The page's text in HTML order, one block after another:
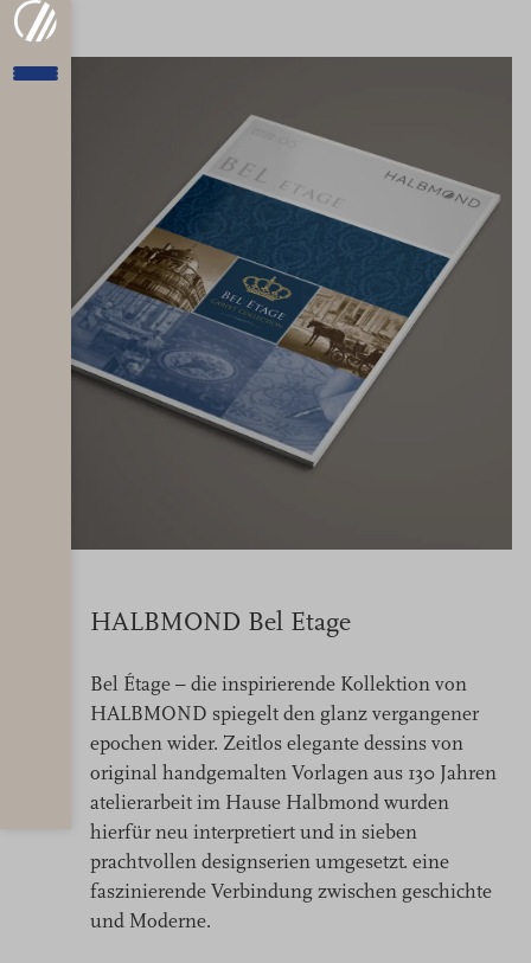
HALBMOND Bel Etage
Bel Étage – die inspirierende Kollektion von
HALBMOND spiegelt den glanz vergangener
epochen wider. Zeitlos elegante dessins von
original handgemalten Vorlagen aus 130 Jahren
atelierarbeit im Hause Halbmond wurden
hierfür neu interpretiert und in sieben
prachtvollen designserien umgesetzt. eine
faszinierende Verbindung zwischen geschichte
und Moderne.